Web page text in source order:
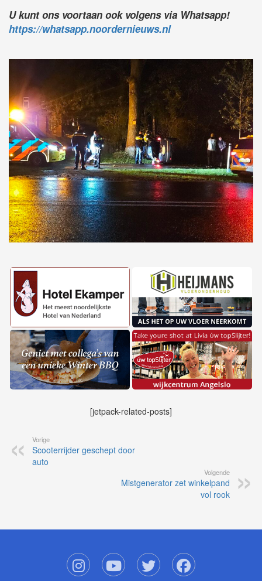
U kunt ons voortaan ook volgens via Whatsapp!
https://whatsapp.noordernieuws.nl
[jetpack-related-posts]
Vorige
Scooterrijder geschept door
auto
Volgende
Mistgenerator zet winkelpand
vol rook